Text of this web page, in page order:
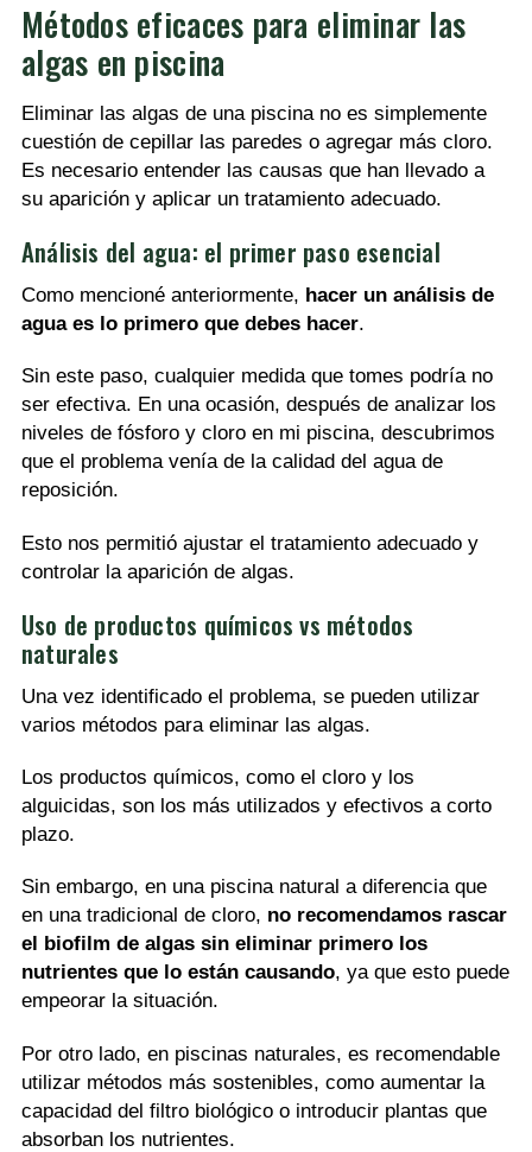
Métodos eficaces para eliminar las
algas en piscina
Eliminar las algas de una piscina no es simplemente
cuestión de cepillar las paredes o agregar más cloro.
Es necesario entender las causas que han llevado a
su aparición y aplicar un tratamiento adecuado.
Análisis del agua: el primer paso esencial
Como mencioné anteriormente, hacer un análisis de
agua es lo primero que debes hacer.
Sin este paso, cualquier medida que tomes podría no
ser efectiva. En una ocasión, después de analizar los
niveles de fósforo y cloro en mi piscina, descubrimos
que el problema venía de la calidad del agua de
reposición.
Esto nos permitió ajustar el tratamiento adecuado y
controlar la aparición de algas.
Uso de productos químicos vs métodos
naturales
Una vez identificado el problema, se pueden utilizar
varios métodos para eliminar las algas.
Los productos químicos, como el cloro y los
alguicidas, son los más utilizados y efectivos a corto
plazo.
Sin embargo, en una piscina natural a diferencia que
en una tradicional de cloro, no recomendamos rascar
el biofilm de algas sin eliminar primero los
nutrientes que lo están causando, ya que esto puede
empeorar la situación.
Por otro lado, en piscinas naturales, es recomendable
utilizar métodos más sostenibles, como aumentar la
capacidad del filtro biológico o introducir plantas que
absorban los nutrientes.